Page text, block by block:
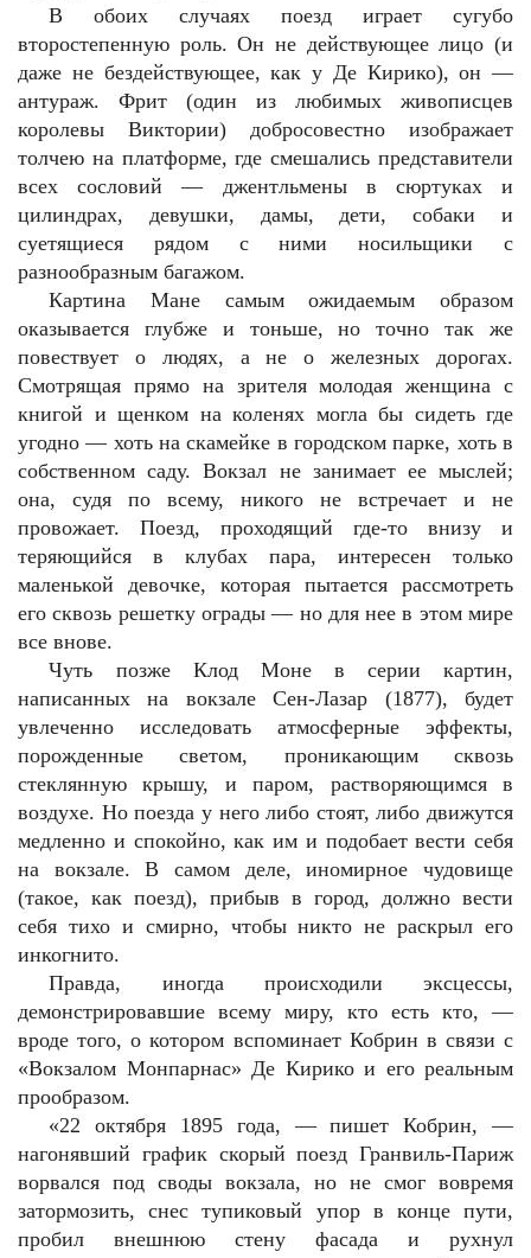
В обоих случаях поезд играет сугубо
второстепенную роль. Он не действующее лицо (и
даже не бездействующее, как у Де Кирико), он —
антураж. Фрит (один из любимых живописцев
королевы Виктории) добросовестно изображает
толчею на платформе, где смешались представители
всех сословий — джентльмены в сюртуках и
цилиндрах, девушки, дамы, дети, собаки и
суетящиеся рядом с ними носильщики с
разнообразным багажом.
Картина Мане самым ожидаемым образом
оказывается глубже и тоньше, но точно так же
повествует о людях, а не о железных дорогах.
Смотрящая прямо на зрителя молодая женщина с
книгой и щенком на коленях могла бы сидеть где
угодно — хоть на скамейке в городском парке, хоть в
собственном саду. Вокзал не занимает ее мыслей;
она, судя по всему, никого не встречает и не
провожает. Поезд, проходящий где-то внизу и
теряющийся в клубах пара, интересен только
маленькой девочке, которая пытается рассмотреть
его сквозь решетку ограды — но для нее в этом мире
все внове.
Чуть позже Клод Моне в серии картин,
написанных на вокзале Сен-Лазар (1877), будет
увлеченно исследовать атмосферные эффекты,
порожденные светом, проникающим сквозь
стеклянную крышу, и паром, растворяющимся в
воздухе. Но поезда у него либо стоят, либо движутся
медленно и спокойно, как им и подобает вести себя
на вокзале. В самом деле, иномирное чудовище
(такое, как поезд), прибыв в город, должно вести
себя тихо и смирно, чтобы никто не раскрыл его
инкогнито.
Правда, иногда происходили эксцессы,
демонстрировавшие всему миру, кто есть кто, —
вроде того, о котором вспоминает Кобрин в связи с
«Вокзалом Монпарнас» Де Кирико и его реальным
прообразом.
«22 октября 1895 года, — пишет Кобрин, —
нагонявший график скорый поезд Гранвиль-Париж
ворвался под своды вокзала, но не смог вовремя
затормозить, снес тупиковый упор в конце пути,
пробил внешнюю стену фасада и рухнул